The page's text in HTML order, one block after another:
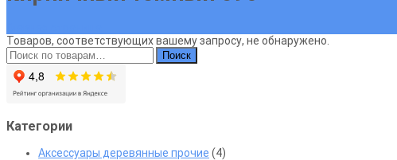
Товаров, соответствующих вашему запросу, не обнаружено.
Искать:
Поиск
Категории
Аксессуары деревянные прочие (4)